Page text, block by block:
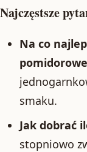
Najczęstsze
Na co
smaku.
Jak dobrać
stopniowo